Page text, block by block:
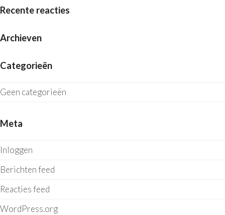
Recente reacties
Archieven
Categorieën
Geen categorieën
Meta
Inloggen
Berichten feed
Reacties feed
WordPress.org